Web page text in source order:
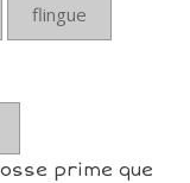
flingue
prime que